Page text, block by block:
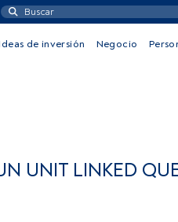
de inversión Negocio
UNIT LINKED